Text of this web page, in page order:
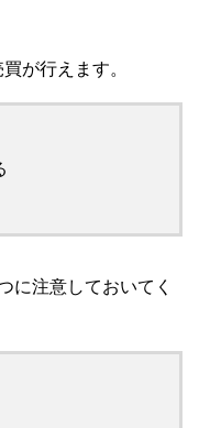
が行えます。
に注意しておいてく